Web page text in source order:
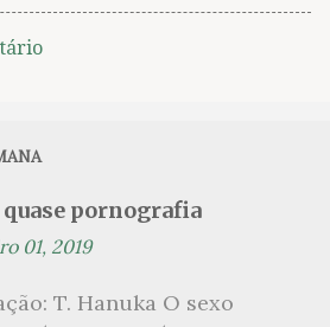
quase pornografia
01, 2019
T. Hanuka O sexo